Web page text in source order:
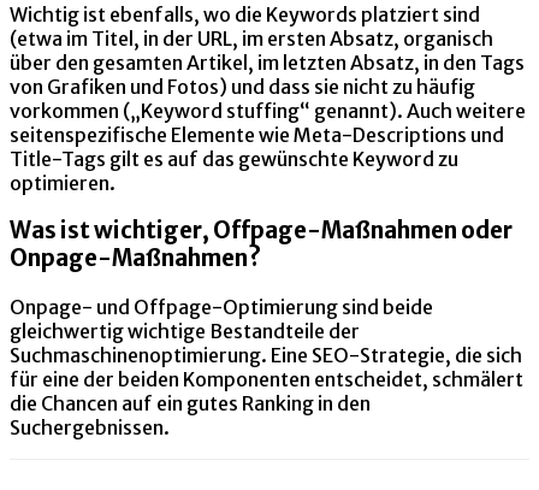
Wichtig ist ebenfalls, wo die Keywords platziert sind
(etwa im Titel, in der URL, im ersten Absatz, organisch
über den gesamten Artikel, im letzten Absatz, in den Tags
von Grafiken und Fotos) und dass sie nicht zu häufig
vorkommen („Keyword stuffing“ genannt). Auch weitere
seitenspezifische Elemente wie Meta-Descriptions und
Title-Tags gilt es auf das gewünschte Keyword zu
optimieren.
Was ist wichtiger, Offpage-Maßnahmen oder
Onpage-Maßnahmen?
Onpage- und Offpage-Optimierung sind beide
gleichwertig wichtige Bestandteile der
Suchmaschinenoptimierung. Eine SEO-Strategie, die sich
für eine der beiden Komponenten entscheidet, schmälert
die Chancen auf ein gutes Ranking in den
Suchergebnissen.